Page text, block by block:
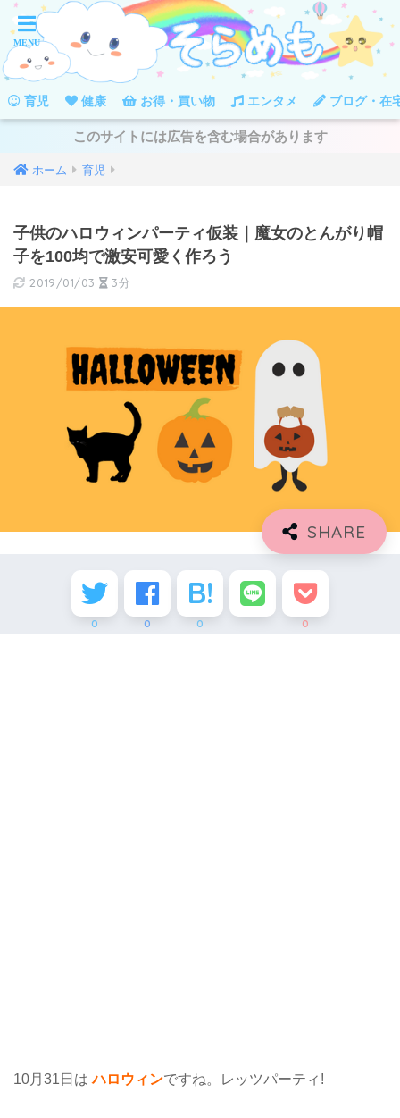
育児 健康 お得・買い物 エンタメ ブログ・在
このサイトには広告を含む場合があります
ホーム 育児
子供のハロウィンパーティ仮装｜魔女のとんがり帽
子を100均で激安可愛く作ろう
2019/01/03 3分
0 0 0 0
10月31日はハロウィンですね。レッツパーティ!